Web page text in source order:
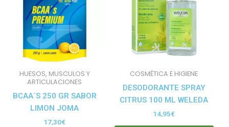
HUESOS, MUSCULOS Y
ARTICULACIONES
BCAA´S 250 GR SABOR
LIMON JOMA
17,30€
COSMÉTICA E HIGIENE
DESODORANTE SPRAY
CITRUS 100 ML WELEDA
14,95€